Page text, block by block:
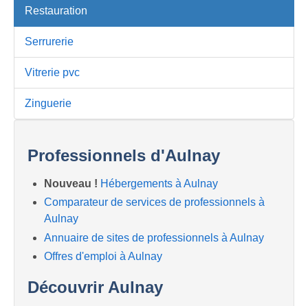
Restauration
Serrurerie
Vitrerie pvc
Zinguerie
Professionnels d'Aulnay
Nouveau ! Hébergements à Aulnay
Comparateur de services de professionnels à
Aulnay
Annuaire de sites de professionnels à Aulnay
Offres d'emploi à Aulnay
Découvrir Aulnay